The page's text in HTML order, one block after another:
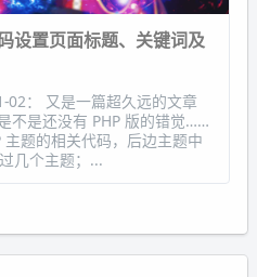
设置页面标题、关键词及
02： 又是一篇超久远的文章
不是还没有 PHP 版的错觉……
题的相关代码，后边主题中
几个主题；...